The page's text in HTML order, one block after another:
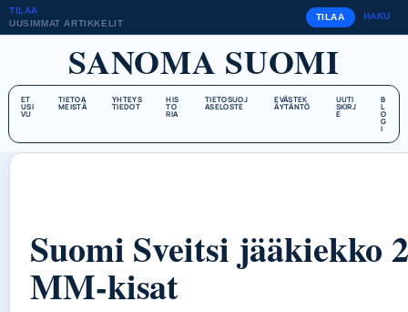
TILAA
UUSIMMAT ARTIKKELIT
TILAA HAKU
SANOMA SUOMI
ET
USI
VU
TIETOA
MEISTÄ
YHTEYS
TIEDOT
HIS
TO
RIA
TIETOSUOJ
ASELOSTE
EVÄSTEK
ÄYTÄNTÖ
UUTI
SKIRJ
E
B
L
O
G
I
Suomi Sveitsi jääkiekko
MM-kisat